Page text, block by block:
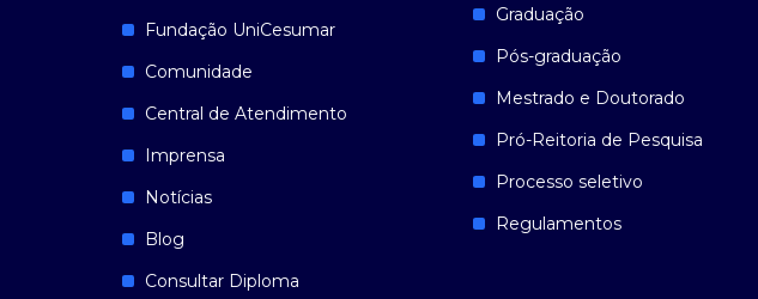
Fundação UniCesumar
Comunidade
Central de Atendimento
Imprensa
Notícias
Blog
Consultar Diploma
Graduação
Pós-graduação
Mestrado e Doutorado
Pró-Reitoria de Pesquisa
Processo seletivo
Regulamentos